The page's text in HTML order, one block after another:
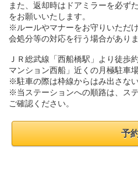
また、返却時はドアミラーを必ず
をお願いいたします。
※ルールやマナーをお守りいただ
会処分等の対応を行う場合がありま
ＪＲ総武線「西船橋駅」より徒歩
マンション西船」近くの月極駐車
※駐車の際は枠線からはみ出さな
※当ステーションへの順路は、ス
ご確認ください。
予